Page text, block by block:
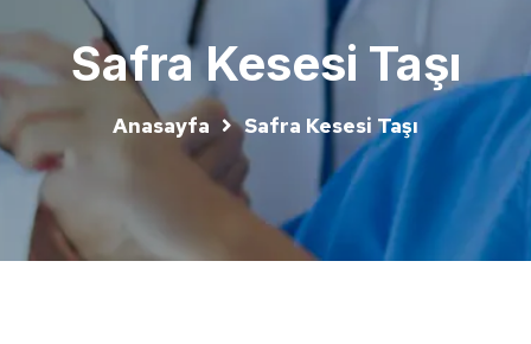
Safra Kesesi Taşı
Anasayfa Safra Kesesi Taşı